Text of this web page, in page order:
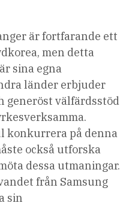
är fortfarande ett
men detta
sina egna
länder erbjuder
generöst välfärdsstöd
konkurrera på denna
också utforska
dessa utmaningar.
från Samsung
sin